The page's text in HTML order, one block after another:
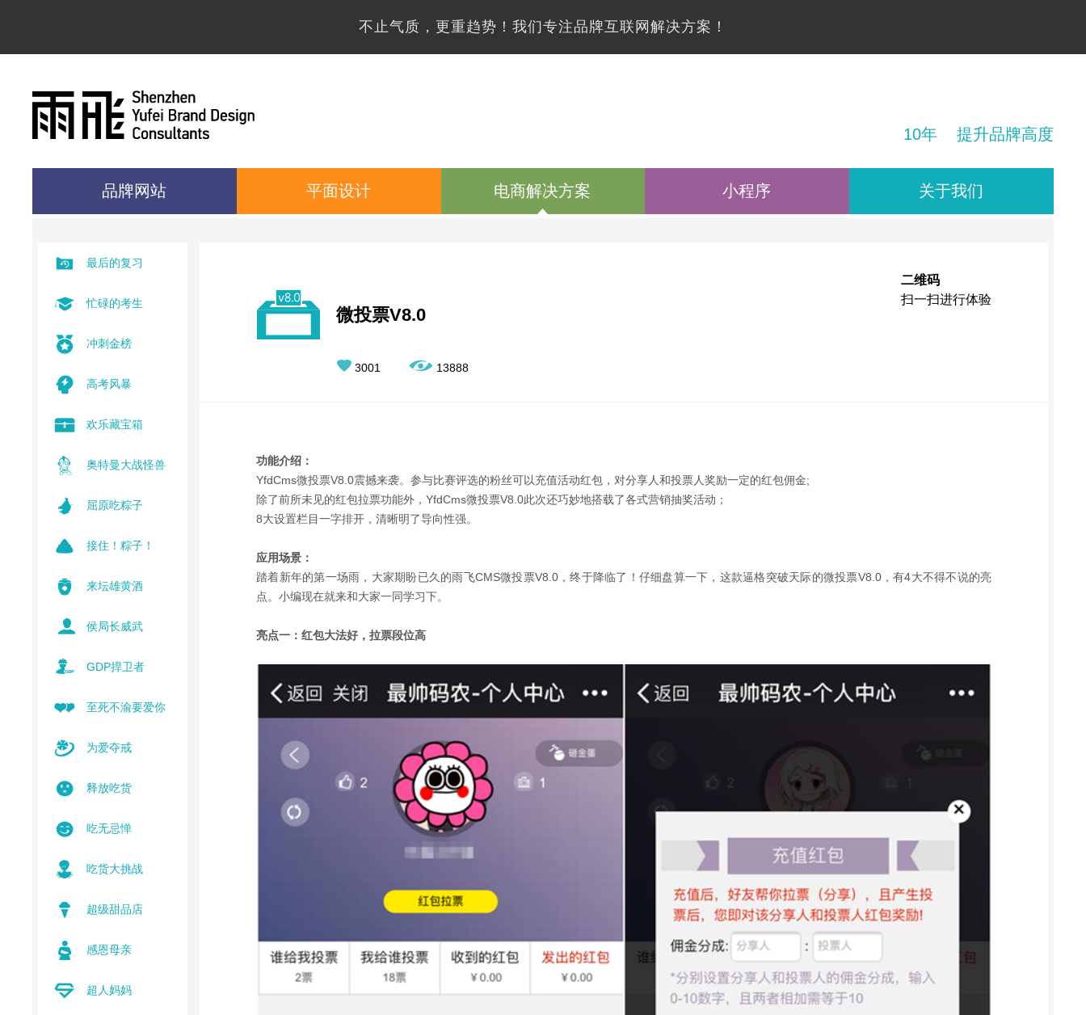
不止气质，更重趋势！我们专注品牌互联网解决方案！
10年 提升品牌高度
品牌网站 平面设计 电商解决方案 小程序 关于我们
最后的复习
忙碌的考生
冲刺金榜
高考风暴
欢乐藏宝箱
奥特曼大战怪兽
屈原吃粽子
接住！粽子！
来坛雄黄酒
侯局长威武
GDP捍卫者
至死不渝要爱你
为爱夺戒
释放吃货
吃无忌惮
吃货大挑战
超级甜品店
感恩母亲
超人妈妈
微投票V8.0
3001 13888
二维码
扫一扫进行体验
功能介绍：
YfdCms微投票V8.0震撼来袭。参与比赛评选的粉丝可以充值活动红包，对分享人和投票人奖励一定的红包佣金;
除了前所未见的红包拉票功能外，YfdCms微投票V8.0此次还巧妙地搭载了各式营销抽奖活动；
8大设置栏目一字排开，清晰明了导向性强。
应用场景：
踏着新年的第一场雨，大家期盼已久的雨飞CMS微投票V8.0，终于降临了！仔细盘算一下，这款逼格突破天际的微投票V8.0，有4大不得不说的亮
点。小编现在就来和大家一同学习下。
亮点一：红包大法好，拉票段位高